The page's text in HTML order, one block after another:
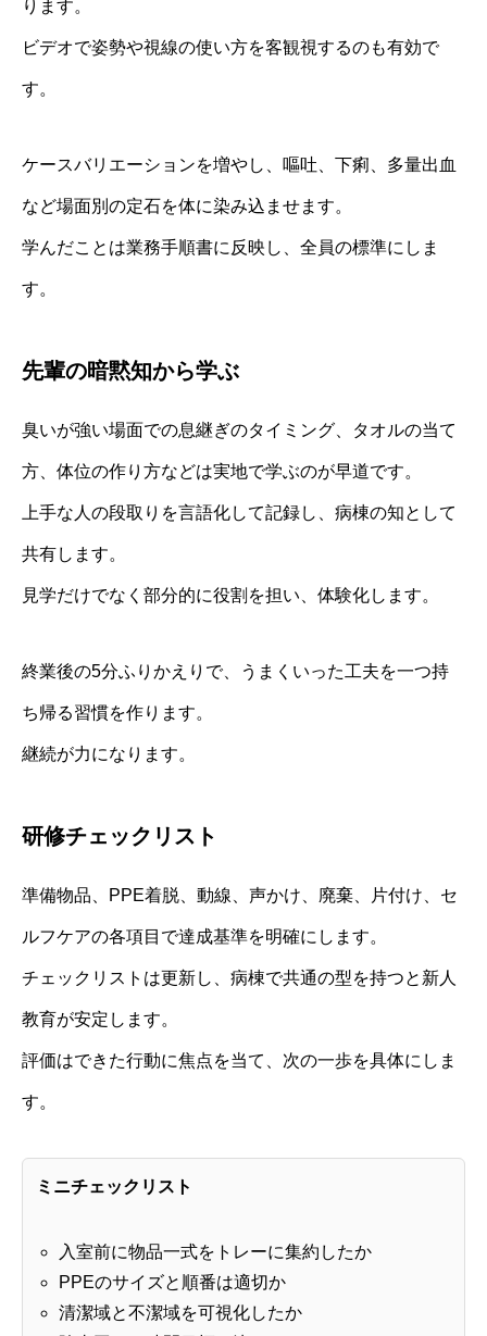
ります。
ビデオで姿勢や視線の使い方を客観視するのも有効で
す。
ケースバリエーションを増やし、嘔吐、下痢、多量出血
など場面別の定石を体に染み込ませます。
学んだことは業務手順書に反映し、全員の標準にしま
す。
先輩の暗黙知から学ぶ
臭いが強い場面での息継ぎのタイミング、タオルの当て
方、体位の作り方などは実地で学ぶのが早道です。
上手な人の段取りを言語化して記録し、病棟の知として
共有します。
見学だけでなく部分的に役割を担い、体験化します。
終業後の5分ふりかえりで、うまくいった工夫を一つ持
ち帰る習慣を作ります。
継続が力になります。
研修チェックリスト
準備物品、PPE着脱、動線、声かけ、廃棄、片付け、セ
ルフケアの各項目で達成基準を明確にします。
チェックリストは更新し、病棟で共通の型を持つと新人
教育が安定します。
評価はできた行動に焦点を当て、次の一歩を具体にしま
す。
ミニチェックリスト
入室前に物品一式をトレーに集約したか
PPEのサイズと順番は適切か
清潔域と不潔域を可視化したか